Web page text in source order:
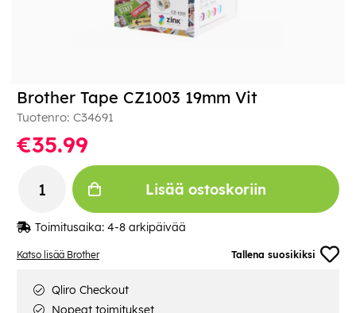
Katso lisää Brother Tallena suosikiksi
Brother Tape CZ1003 19mm Vit
Tuotenro: C34691
€35.99
Lisää ostoskoriin
Toimitusaika: 4-8 arkipäivää
Qliro Checkout
Nopeat toimitukset